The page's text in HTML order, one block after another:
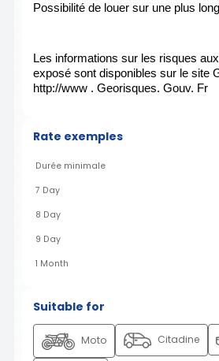
Possibilité de louer sur une plus
Les informations sur les risques
exposé sont disponibles sur le site
http://www . Georisques. Gouv. Fr
Rate exemples
Durée minimale
7 Day
8 Day
9 Day
1 Month
Suitable for
Moto Citadine